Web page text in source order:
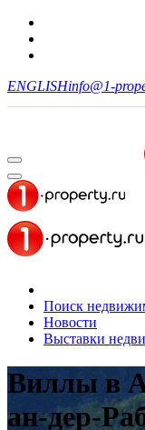
ENGLISHinfo@1-
Поиск
Новости
Выставки
Виллы в
ан-дер-